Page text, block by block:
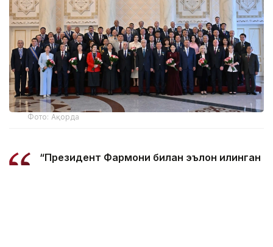
Фото: Ақорда
“Президент Фармони билан эълон қилинган